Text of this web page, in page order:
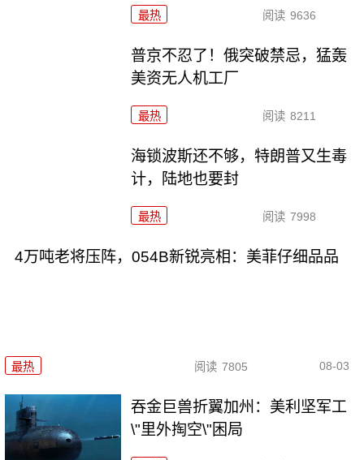
最热 阅读 9636
普京不忍了！俄突破禁忌，猛轰
美资无人机工厂
最热 阅读 8211
海锁波斯还不够，特朗普又生毒
计，陆地也要封
最热 阅读 7998
4万吨老将压阵，054B新锐亮相：美菲仔细品品
最热 阅读 7805 08-03
吞金巨兽折翼加州：美利坚军工
\"里外掏空\"困局